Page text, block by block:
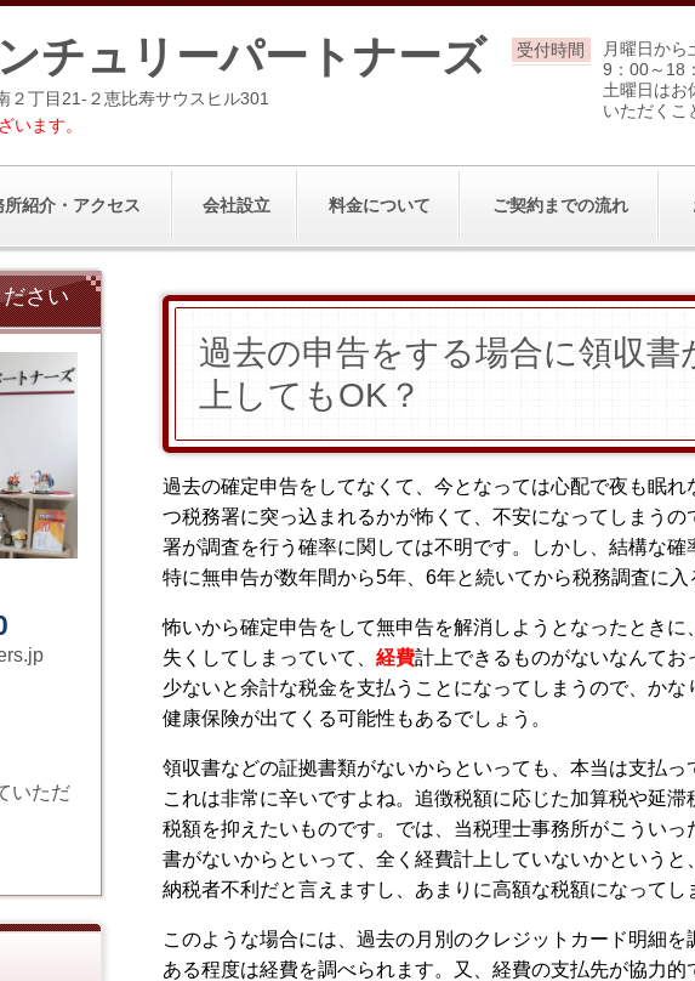
チュリーパートナーズ
丁目21-２恵比寿サウスヒル301
います。
受付時間
月曜日から
9：00～18
土曜日はお
いただくこ
所紹介・アクセス 会社設立 料金について ご契約までの流れ
過去の申告をする場合に領収
上してもOK？
過去の確定申告をしてなくて、今となっては心配で夜も眠
つ税務署に突っ込まれるかが怖くて、不安になってしまう
署が調査を行う確率に関しては不明です。しかし、結構な確
特に無申告が数年間から5年、6年と続いてから税務調査に入
怖いから確定申告をして無申告を解消しようとなったときに、
失くしてしまっていて、 経費計上できるものがないなんて
少ないと余計な税金を支払うことになってしまうので、か
健康保険が出てくる可能性もあるでしょう。
領収書などの証拠書類がないからといっても、本当は支払っ
これは非常に辛いですよね。追徴税額に応じた加算税や延
税額を抑えたいものです。では、当税理士事務所がこうい
書がないからといって、全く経費計上していないかという
納税者不利だと言えますし、あまりに高額な税額になってし
このような場合には、過去の月別のクレジットカード明細
ある程度は経費を調べられます。又、経費の支払先が協力
さい
いただ